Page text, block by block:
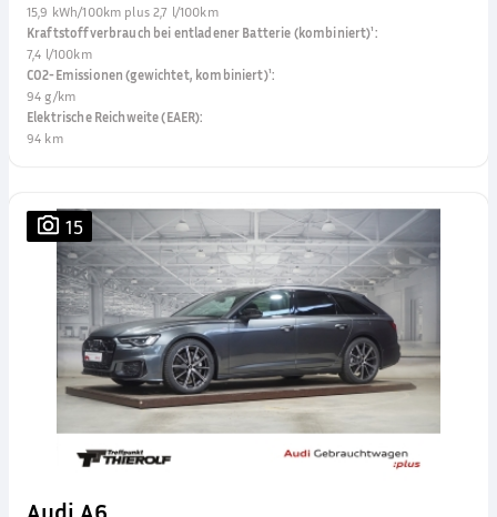
15,9 kWh/100km plus 2,7 l/100km
Kraftstoffverbrauch bei entladener Batterie (kombiniert)¹:
7,4 l/100km
CO2-Emissionen (gewichtet, kombiniert)¹:
94 g/km
Elektrische Reichweite (EAER):
94 km
15